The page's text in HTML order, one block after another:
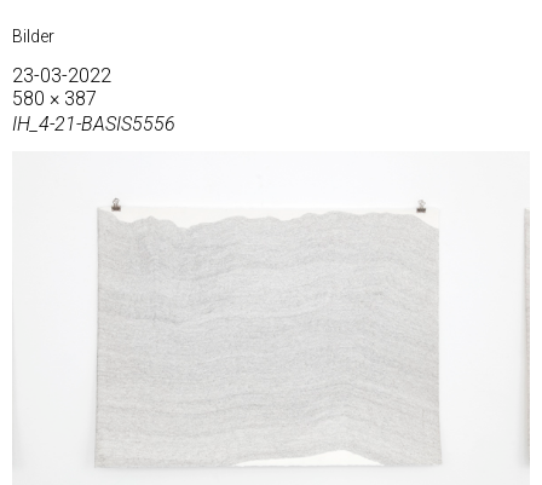
Bilder
23-03-2022
580 × 387
IH_4-21-BASIS5556